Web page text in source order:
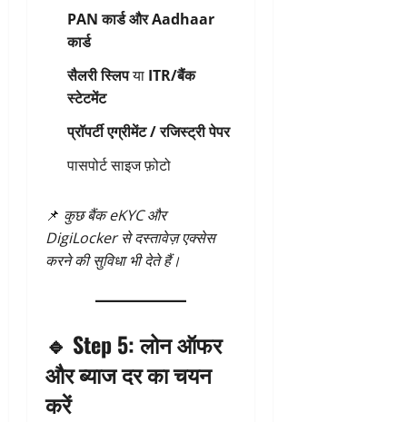
PAN कार्ड और Aadhaar
कार्ड
सैलरी स्लिपया ITR/बैंक
स्टेटमेंट
प्रॉपर्टी एग्रीमेंट / रजिस्ट्री पेपर
पासपोर्ट साइज फ़ोटो
📌 कुछ बैंक eKYC और
DigiLocker से दस्तावेज़ एक्सेस
करने की सुविधा भी देते हैं।
🔹 Step 5: लोन ऑफर
और ब्याज दर का चयन
करें